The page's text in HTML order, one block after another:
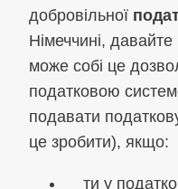
добровільної
Німеччині,
може собі це
податковою
подавати
це зробити), якщо:
ти у